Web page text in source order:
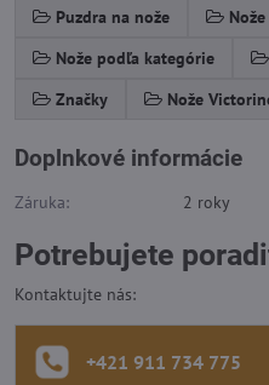
Puzdra na nože
Nože podľa kategórie
Značky
Nože
Doplnkové informácie
Záruka: 2 roky
Potrebujete
Kontaktujte nás:
+421 911 734 775